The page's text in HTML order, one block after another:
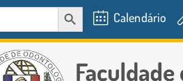
SEARCH BUTTON
Calendário